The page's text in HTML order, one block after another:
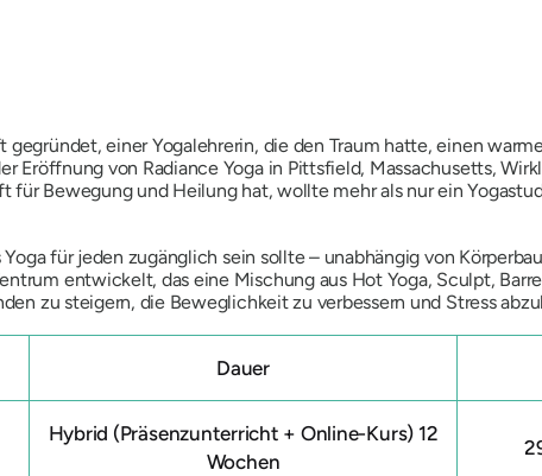
gegründet, einer Yogalehrerin, die den Traum hatte, einen
Eröffnung von Radiance Yoga in Pittsfield, Massachusetts,
für Bewegung und Heilung hat, wollte mehr als nur ein
für jeden zugänglich sein sollte – unabhängig von
entwickelt, das eine Mischung aus Hot Yoga, Sculpt,
zu steigern, die Beweglichkeit zu verbessern und Stress
Dauer
Hybrid (Präsenzunterricht + Online-Kurs) 12
Wochen